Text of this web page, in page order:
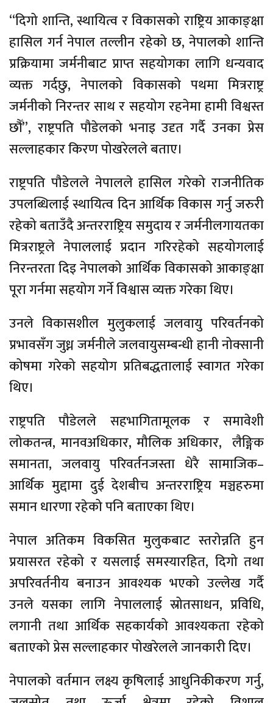
“दिगो शान्ति, स्थायित्व र विकासको राष्ट्रिय आकाङ्क्षा
हासिल गर्न नेपाल तल्लीन रहेको छ, नेपालको शान्ति
प्रक्रियामा जर्मनीबाट प्राप्त सहयोगका लागि धन्यवाद
व्यक्त गर्दछु, नेपालको विकासको पथमा मित्रराष्ट्र
जर्मनीको निरन्तर साथ र सहयोग रहनेमा हामी विश्वस्त
छौँ”, राष्ट्रपति पौडेलको भनाइ उदृत गर्दै उनका प्रेस
सल्लाहकार किरण पोखरेलले बताए।
राष्ट्रपति पौडेलले नेपालले हासिल गरेको राजनीतिक
उपलब्धिलाई स्थायित्व दिन आर्थिक विकास गर्नु जरुरी
रहेको बताउँदै अन्तरराष्ट्रिय समुदाय र जर्मनीलगायतका
मित्रराष्ट्रले नेपाललाई प्रदान गरिरहेको सहयोगलाई
निरन्तरता दिइ नेपालको आर्थिक विकासको आकाङ्क्षा
पूरा गर्नमा सहयोग गर्ने विश्वास व्यक्त गरेका थिए।
उनले विकासशील मुलुकलाई जलवायु परिवर्तनको
प्रभावसँग जुध्न जर्मनीले जलवायुसम्बन्धी हानी नोक्सानी
कोषमा गरेको सहयोग प्रतिबद्धतालाई स्वागत गरेका
थिए।
राष्ट्रपति पौडेलले सहभागितामूलक र समावेशी
लोकतन्त्र, मानवअधिकार, मौलिक अधिकार, लैङ्गिक
समानता, जलवायु परिवर्तनजस्ता धेरै सामाजिक–
आर्थिक मुद्दामा दुई देशबीच अन्तरराष्ट्रिय मञ्चहरुमा
समान धारणा रहेको पनि बताएका थिए।
नेपाल अतिकम विकसित मुलुकबाट स्तरोन्नति हुन
प्रयासरत रहेको र यसलाई समस्यारहित, दिगो तथा
अपरिवर्तनीय बनाउन आवश्यक भएको उल्लेख गर्दै
उनले यसका लागि नेपाललाई स्रोतसाधन, प्रविधि,
लगानी तथा आर्थिक सहकार्यको आवश्यकता रहेको
बताएको प्रेस सल्लाहकार पोखरेलले जानकारी दिए।
नेपालको वर्तमान लक्ष्य कृषिलाई आधुनिकीकरण गर्नु,